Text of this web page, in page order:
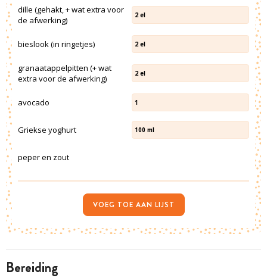
bereiding
dille (gehakt, + wat extra voor
de afwerking)
2 el
bieslook (in ringetjes) 2 el
granaatappelpitten (+ wat
extra voor de afwerking)
2 el
avocado 1
Griekse yoghurt 100 ml
peper en zout
VOEG TOE AAN LIJST